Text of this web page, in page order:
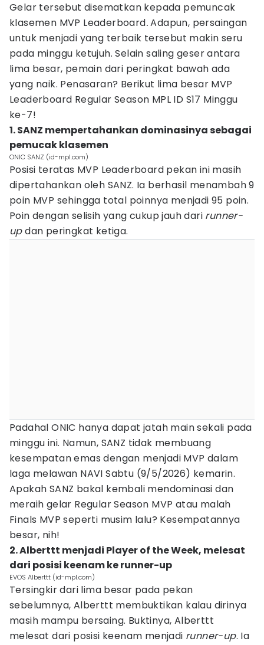
Gelar tersebut disematkan kepada pemuncak
klasemen MVP Leaderboard.Adapun, persaingan
untuk menjadi yang terbaik tersebut makin seru
pada minggu ketujuh. Selain saling geser antara
lima besar, pemain dari peringkat bawah ada
yang naik. Penasaran? Berikut lima besar MVP
Leaderboard Regular Season MPL ID S17 Minggu
ke-7!
1. SANZ mempertahankan dominasinya sebagai
pemucak klasemen
ONIC SANZ (id-mpl.com)
Posisi teratas MVP Leaderboard pekan ini masih
dipertahankan oleh SANZ. Ia berhasil menambah 9
poin MVP sehingga total poinnya menjadi 95 poin.
Poin dengan selisih yang cukup jauh dari runner-
updan peringkat ketiga.
Padahal ONIC hanya dapat jatah main sekali pada
minggu ini. Namun, SANZ tidak membuang
kesempatan emas dengan menjadi MVP dalam
laga melawan NAVI Sabtu (9/5/2026) kemarin.
Apakah SANZ bakal kembali mendominasi dan
meraih gelar Regular Season MVP atau malah
Finals MVP seperti musim lalu? Kesempatannya
besar, nih!
2. Alberttt menjadi Player of the Week, melesat
dari posisi keenam ke runner-up
EVOS Alberttt (id-mpl.com)
Tersingkir dari lima besar pada pekan
sebelumnya, Alberttt membuktikan kalau dirinya
masih mampu bersaing. Buktinya, Alberttt
melesat dari posisi keenam menjadi runner-up. Ia